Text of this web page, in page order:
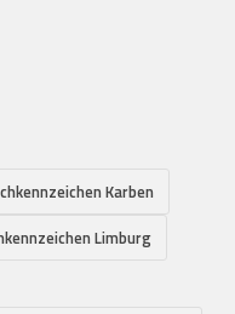
Karben
Limburg